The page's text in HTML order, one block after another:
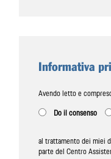
Informativa
Avendo letto e
Do il consenso
al trattamento dei miei
parte del Centro